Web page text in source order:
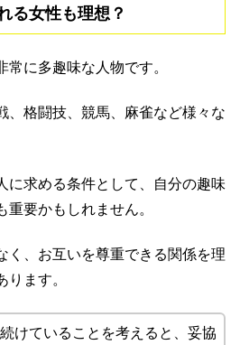
る女性も理想？
に多趣味な人物です。
、格闘技、競馬、麻雀など様々な
に求める条件として、自分の趣味
重要かもしれません。
く、お互いを尊重できる関係を理
ます。
けていることを考えると、妥協